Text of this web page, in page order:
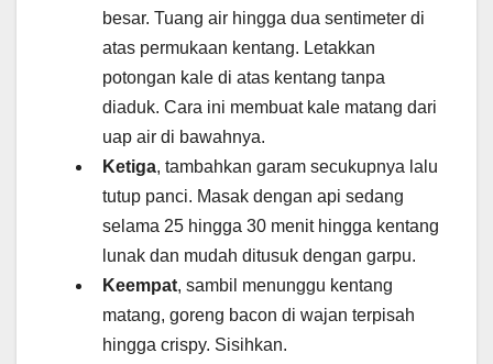
besar. Tuang air hingga dua sentimeter di
atas permukaan kentang. Letakkan
potongan kale di atas kentang tanpa
diaduk. Cara ini membuat kale matang dari
uap air di bawahnya.
Ketiga, tambahkan garam secukupnya lalu
tutup panci. Masak dengan api sedang
selama 25 hingga 30 menit hingga kentang
lunak dan mudah ditusuk dengan garpu.
Keempat, sambil menunggu kentang
matang, goreng bacon di wajan terpisah
hingga crispy. Sisihkan.